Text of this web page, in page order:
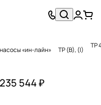
«ин-лайн» TP (B), (I) TP
235 544 ₽